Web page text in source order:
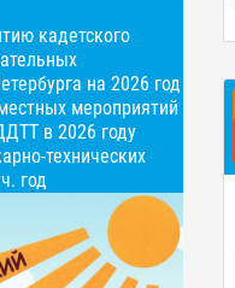
кадетского
на 2026 год
мероприятий
в 2026 году
технических
год